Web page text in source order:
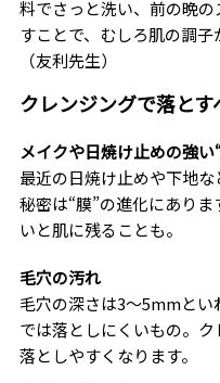
料でさっと洗い、前の晩
すことで、むしろ肌の調子
（友利先生）
クレンジングで落とす
メイクや日焼け止めの強い
最近の日焼け止めや下地
秘密は“膜”の進化にあり
いと肌に残ることも。
毛穴の汚れ
毛穴の深さは3〜5mmとい
では落としにくいもの。ク
落としやすくなります。